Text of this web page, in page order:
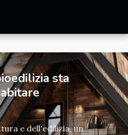
sta
e dell'edilizia, un